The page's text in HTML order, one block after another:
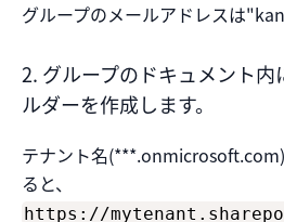
グループのメールアドレスは
2. グループのドキュメント内
ルダーを作成します。
テナント名
ると、
https://